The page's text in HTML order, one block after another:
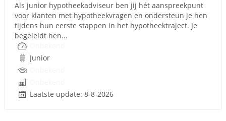
Als junior hypotheekadviseur ben jij hét aanspreekpunt
voor klanten met hypotheekvragen en ondersteun je hen
tijdens hun eerste stappen in het hypotheektraject. Je
begeleidt hen...
Junior
Laatste update: 8-8-2026